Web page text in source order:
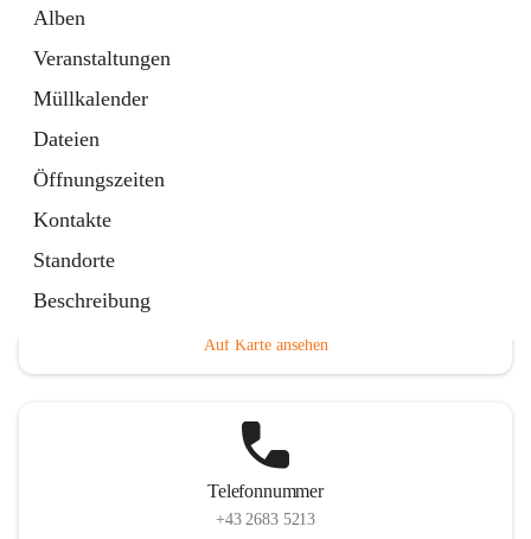
Alben
Veranstaltungen
Müllkalender
Dateien
Öffnungszeiten
Kontakte
Standorte
Beschreibung
Auf Karte ansehen
Telefonnummer
+43 2683 5213